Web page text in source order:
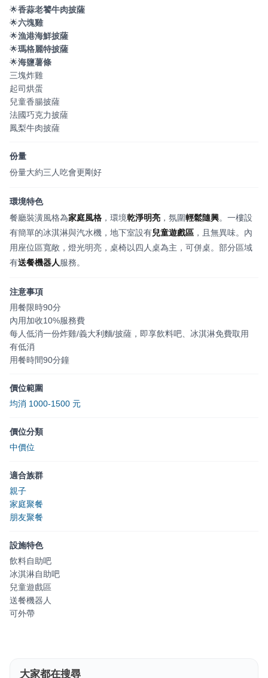
🌟香蒜老饕牛肉披薩
🌟六塊雞
🌟漁港海鮮披薩
🌟瑪格麗特披薩
🌟海鹽薯條
三塊炸雞
起司烘蛋
兒童香腸披薩
法國巧克力披薩
鳳梨牛肉披薩
份量
份量大約三人吃會更剛好
環境特色
餐廳裝潢風格為家庭風格 ，環境乾淨明亮 ，氛圍輕鬆隨興。一樓設
有簡單的冰淇淋與汽水機，地下室設有兒童遊戲區 ，且無異味。內
用座位區寬敞，燈光明亮，桌椅以四人桌為主，可併桌。部分區域
有送餐機器人服務。
注意事項
用餐限時90分
內用加收10%服務費
每人低消一份炸雞/義大利麵/披薩，即享飲料吧、冰淇淋免費取用
有低消
用餐時間90分鐘
價位範圍
均消 1000-1500 元
價位分類
中價位
適合族群
親子
家庭聚餐
朋友聚餐
設施特色
飲料自助吧
冰淇淋自助吧
兒童遊戲區
送餐機器人
可外帶
大家都在搜尋